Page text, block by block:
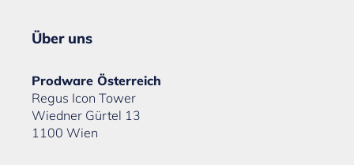
Über uns
Prodware Österreich
Regus Icon Tower
Wiedner Gürtel 13
1100 Wien